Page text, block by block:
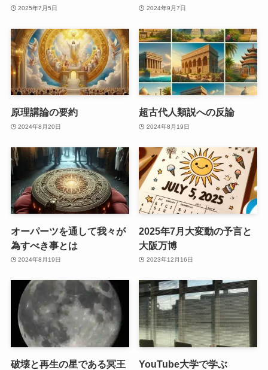
2025年7月5日 2024年9月7日
原理講論の要約
2024年8月20日
超古代人類説への反論
2024年8月19日
オーパーツを通して我々が
為すべき事とは
2024年8月19日
2025年7月大変動の予言と
大阪万博
2023年12月16日
破壊と再生の星である冥王
YouTube大学で学ぶ